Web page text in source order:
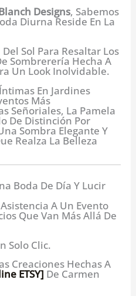
Designs, Sabemos
Diurna Reside En La
Sol Para Resaltar Los
Sombrerería Hecha A
Un Look Inolvidable.
En Jardines
Más
Señoriales, La Pamela
De Distinción Por
Sombra Elegante Y
Realza La Belleza
Boda De Día Y Lucir
A Un Evento
Que Van Más Allá De
Solo Clic.
Creaciones Hechas A
ETSY] De Carmen